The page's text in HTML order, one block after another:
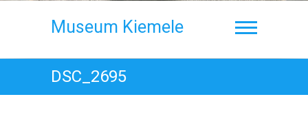
Museum Kiemele
DSC_2695